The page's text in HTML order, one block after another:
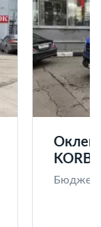
KORB
Бюджет